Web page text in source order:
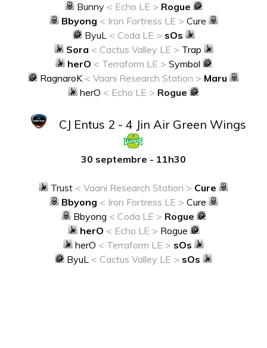
Bunny < Echo LE > Rogue
Bbyong < Iron Fortress LE > Cure
ByuL < Coda LE > sOs
Sora < Cactus Valley LE > Trap
herO < Terraform LE > Symbol
RagnaroK < Vaani Research Station > Maru
herO < Echo LE > Rogue
CJ Entus 2 - 4 Jin Air Green Wings
30 septembre - 11h30
Trust < Vaani Research Station > Cure
Bbyong < Iron Fortress LE > Cure
Bbyong < Coda LE > Rogue
herO < Echo LE > Rogue
herO < Terraform LE > sOs
ByuL < Cactus Valley LE > sOs